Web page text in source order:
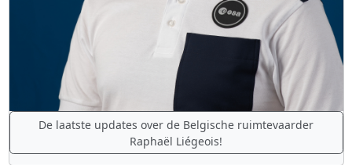
De laatste updates over de Belgische ruimtevaarder
Raphaël Liégeois!